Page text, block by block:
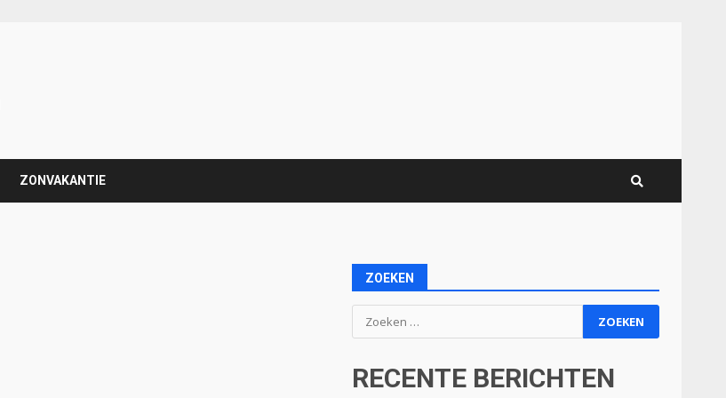
ZONVAKANTIE
ZOEKEN
Zoeken
naar:
RECENTE BERICHTEN